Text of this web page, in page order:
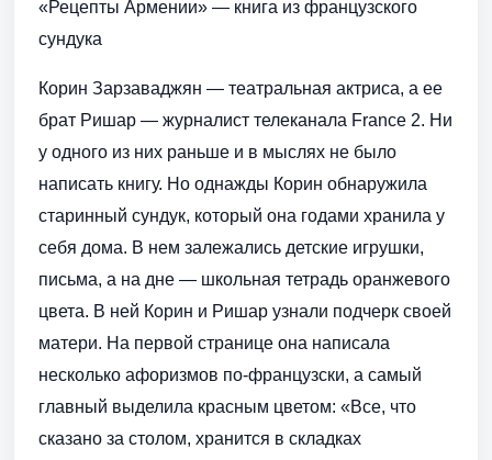
«Рецепты Армении» — книга из французского
сундука
Корин Зарзаваджян — театральная актриса, а ее
брат Ришар — журналист телеканала France 2. Ни
у одного из них раньше и в мыслях не было
написать книгу. Но однажды Корин обнаружила
старинный сундук, который она годами хранила у
себя дома. В нем залежались детские игрушки,
письма, а на дне — школьная тетрадь оранжевого
цвета. В ней Корин и Ришар узнали подчерк своей
матери. На первой странице она написала
несколько афоризмов по-французски, а самый
главный выделила красным цветом: «Все, что
сказано за столом, хранится в складках